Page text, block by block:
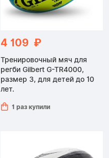
4 109 ₽
Тренировочный мяч для
регби Gilbert G-TR4000,
размер 3, для детей до 10
лет.
1 раз купили